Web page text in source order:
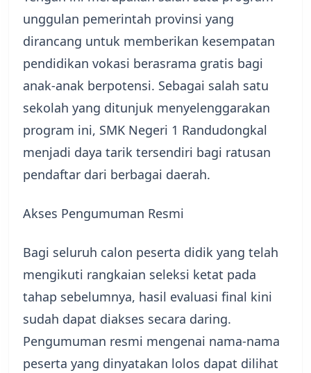
unggulan pemerintah provinsi yang
dirancang untuk memberikan kesempatan
pendidikan vokasi berasrama gratis bagi
anak-anak berpotensi. Sebagai salah satu
sekolah yang ditunjuk menyelenggarakan
program ini, SMK Negeri 1 Randudongkal
menjadi daya tarik tersendiri bagi ratusan
pendaftar dari berbagai daerah.
​Akses Pengumuman Resmi
Bagi seluruh calon peserta didik yang telah
mengikuti rangkaian seleksi ketat pada
tahap sebelumnya, hasil evaluasi final kini
sudah dapat diakses secara daring.
Pengumuman resmi mengenai nama-nama
peserta yang dinyatakan lolos dapat dilihat